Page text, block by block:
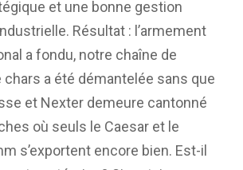
et une bonne gestion
Résultat : l’armement
a fondu, notre chaîne de
a été démantelée sans que
et Nexter demeure cantonné
où seuls le Caesar et le
s’exportent encore bien. Est-il